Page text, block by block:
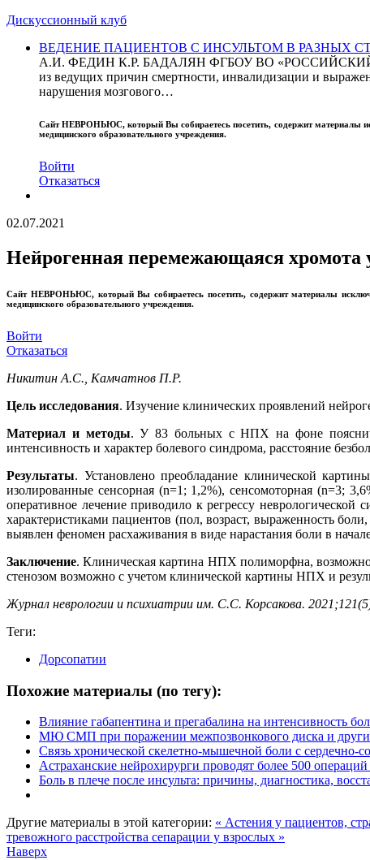
Дискуссионный клуб
ВЕДЕНИЕ ПАЦИЕНТОВ С ИНСУЛЬТОМ В РАЗНЫХ
А.И. ФЕДИН К.Р. БАДАЛЯН ФГБОУ ВО
из ведущих причин смертности, инвалидизации и
нарушения мозгового…
СайтНЕВРОНЬЮС, который Вы собираетесь посетить, содержит материалы
медицинского образовательного учреждения.
Войти
Отказаться
02.07.2021
Нейрогенная перемежающаяся
Сайт НЕВРОНЬЮС, который Вы собираетесь посетить, содержит материалы
медицинского образовательного учреждения.
Войти
Отказаться
Никитин А.С., Камчатнов П.Р.
Цель исследования. Изучение клинических проявлений
Материал и методы. У 83 больных с НПХ на фоне
интенсивность и характер болевого синдрома, расстояние
Результаты. Установлено преобладание клинической
изолированные сенсорная (n=1; 1,2%), сенсомоторная (n=3;
оперативное лечение приводило к регрессу
характеристиками пациентов (пол, возраст, выраженность
выявлен феномен расхаживания в виде нарастания боли в
Заключение. Клиническая картина НПХ полиморфна, возможно
стенозом возможно с учетом клинической картины НПХ и
Журнал неврологии и психиатрии им. С.С. Корсакова.
Теги:
Дорсопатии
Похожие материалы (по тегу):
Влияние габапентина и прегабалина на интенсивность
МЮ СМП при поражении межпозвонкового диска и других
Связь хронической скелетно-мышечной боли с сердечно-
Астраханские нейрохирурги проводят более 500
Боль в плече после инсульта: причины, диагностика,
Другие материалы в этой категории: « Астения у пациентов,
тревожного расстройства сепарации у взрослых »
Наверх